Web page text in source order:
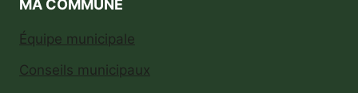
MA COMMUNE
Équipe municipale
Conseils municipaux